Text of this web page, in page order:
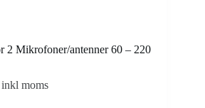
2 Mikrofoner/antenner 60 – 220
moms